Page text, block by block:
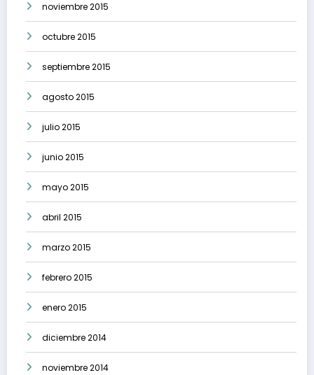
noviembre 2015
octubre 2015
septiembre 2015
agosto 2015
julio 2015
junio 2015
mayo 2015
abril 2015
marzo 2015
febrero 2015
enero 2015
diciembre 2014
noviembre 2014